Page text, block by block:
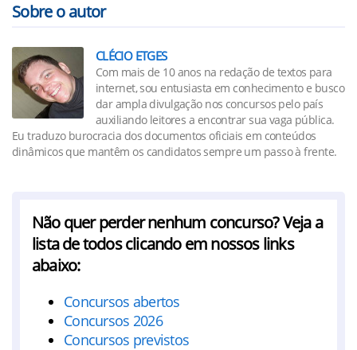
Sobre o autor
CLÉCIO ETGES
Com mais de 10 anos na redação de textos para
internet, sou entusiasta em conhecimento e busco
dar ampla divulgação nos concursos pelo país
auxiliando leitores a encontrar sua vaga pública.
Eu traduzo burocracia dos documentos oficiais em conteúdos
dinâmicos que mantêm os candidatos sempre um passo à frente.
Não quer perder nenhum concurso? Veja a
lista de todos clicando em nossos links
abaixo:
Concursos abertos
Concursos 2026
Concursos previstos